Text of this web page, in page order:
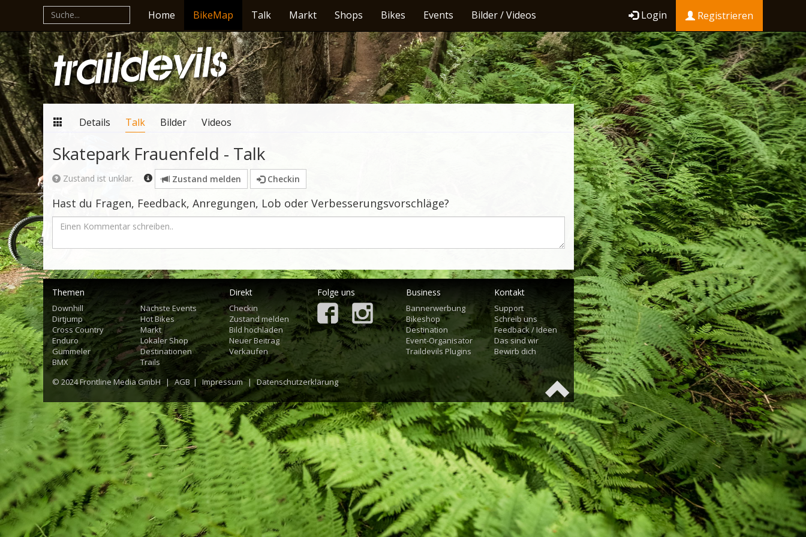
Home BikeMap Talk Markt Shops Bikes Events Bilder / Videos Login Registrieren
Details Talk Bilder Videos
Skatepark Frauenfeld - Talk
Zustand ist unklar. Zustand melden Checkin
Hast du Fragen, Feedback, Anregungen, Lob oder Verbesserungsvorschläge?
Themen
Downhill
Dirtjump
Cross Country
Enduro
Gümmeler
BMX
Nächste Events
Hot Bikes
Markt
Lokaler Shop
Destinationen
Trails
Direkt
Checkin
Zustand melden
Bild hochladen
Neuer Beitrag
Verkaufen
Folge uns Business
Bannerwerbung
Bikeshop
Destination
Event-Organisator
Traildevils Plugins
Kontakt
Support
Schreib uns
Feedback / Ideen
Das sind wir
Bewirb dich
© 2024Frontline Media GmbH | AGB | Impressum | Datenschutzerklärung